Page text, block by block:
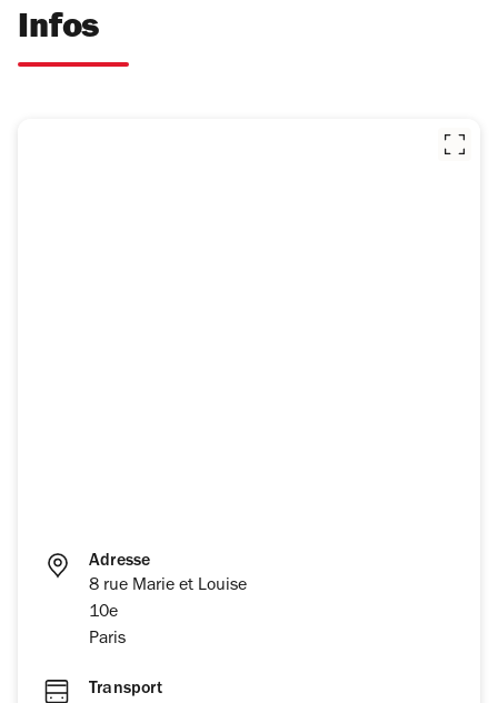
Infos
Adresse
8 rue Marie et Louise
10e
Paris
Transport